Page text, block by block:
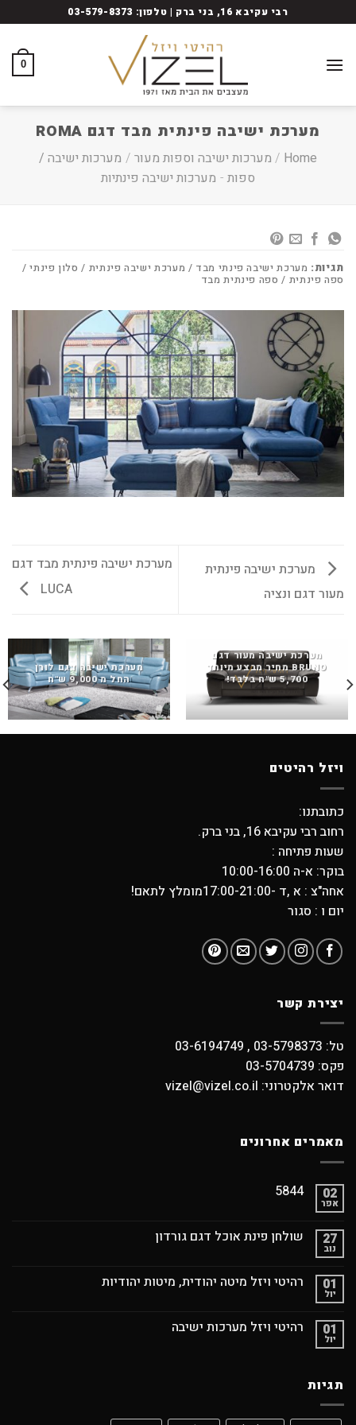
to
רבי עקיבא 16, בני ברק | טלפון: 03-579-8373
0
מערכת ישיבה פינתית מבד דגם ROMA
Home
/ מערכות ישיבה וספות מעור / מערכות ישיבה /
ספות - מערכות ישיבה פינתיות
תגיות: מערכת ישיבה פינתי מבד / מערכת ישיבה פינתית / סלון פינתי /
ספה פינתית / ספה פינתית מבד
מערכת ישיבה פינתית
מעור דגם ונציה
מערכת ישיבה פינתית מבד דגם
LUCA
מערכת ישיבה מעור דגם
BRUNO מחיר מבצע מיוחד
5,700 ש"ח בלבד!
מערכת ישיבה דגם לורן
החל מ 9,000 ש"ח
ויזל רהיטים
כתובתנו:
רחוב רבי עקיבא 16, בני ברק.
שעות פתיחה :
בוקר: א-ה 10:00-16:00
אחה"צ : א ,ד -17:00-21:00מומלץ לתאם!
יום ו : סגור
יצירת קשר
טל: 03-5798373 , 03-6194749
פקס: 03-5704739
דואר אלקטרוני: vizel@vizel.co.il
מאמרים אחרונים
02
אפר
5844
27
נוב
שולחן פינת אוכל דגם גורדון
01
יול
רהיטי ויזל מיטה יהודית, מיטות יהודיות
01
יול
רהיטי ויזל מערכות ישיבה
תגיות